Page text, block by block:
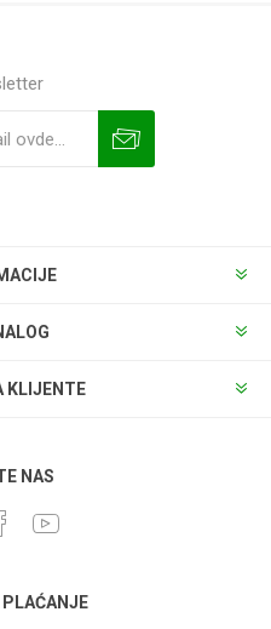
KLIJENTE
NAS